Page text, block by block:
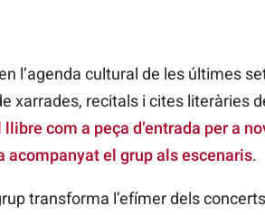
l’agenda cultural de les últimes
xarrades, recitals i cites literàries
com a peça d’entrada per a
acompanyat el grup als escenaris.
transforma l’efímer dels